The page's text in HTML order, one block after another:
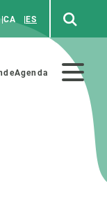
CA ES
Agenda